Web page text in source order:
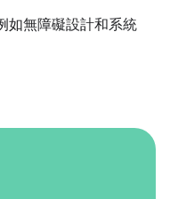
如無障礙設計和系統